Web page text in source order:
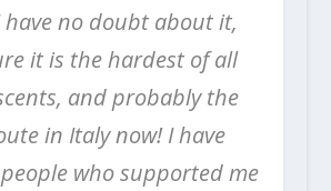
no doubt about it,
it is the hardest of all
and probably the
in Italy now! I have
who supported me